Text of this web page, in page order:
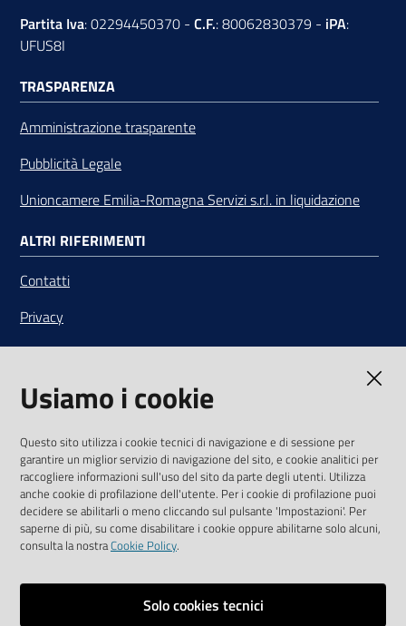
Partita Iva: 02294450370 - C.F.: 80062830379 - iPA:
UFUS8I
TRASPARENZA
Amministrazione trasparente
Pubblicità Legale
Unioncamere Emilia-Romagna Servizi s.r.l. in liquidazione
ALTRI RIFERIMENTI
Contatti
Privacy
Note legali
Media Policy
SEGUICI SU
YoutubeTwitterLinkedinFacebookInstagram
Usiamo i cookie
Questo sito utilizza i cookie tecnici di navigazione e di sessione per
garantire un miglior servizio di navigazione del sito, e cookie analitici per
raccogliere informazioni sull'uso del sito da parte degli utenti. Utilizza
anche cookie di profilazione dell'utente. Per i cookie di profilazione puoi
decidere se abilitarli o meno cliccando sul pulsante 'Impostazioni'. Per
saperne di più, su come disabilitare i cookie oppure abilitarne solo alcuni,
consulta la nostraCookie Policy.
Solo cookies tecnici